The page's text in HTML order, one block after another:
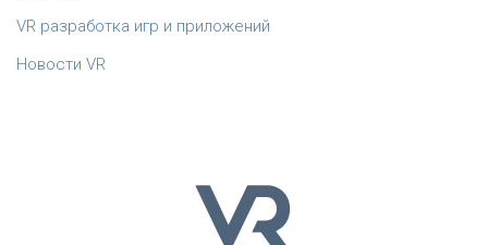
VR разработка игр и приложений
Новости VR